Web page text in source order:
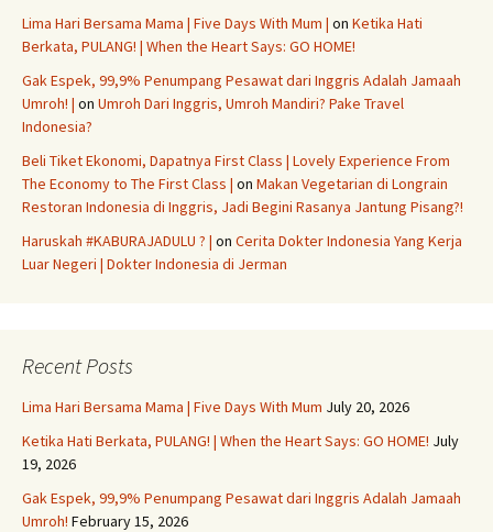
Lima Hari Bersama Mama | Five Days With Mum | on Ketika Hati
Berkata, PULANG! | When the Heart Says: GO HOME!
Gak Espek, 99,9% Penumpang Pesawat dari Inggris Adalah Jamaah
Umroh! | on Umroh Dari Inggris, Umroh Mandiri? Pake Travel
Indonesia?
Beli Tiket Ekonomi, Dapatnya First Class | Lovely Experience From
The Economy to The First Class | on Makan Vegetarian di Longrain
Restoran Indonesia di Inggris, Jadi Begini Rasanya Jantung Pisang?!
Haruskah #KABURAJADULU ? | on Cerita Dokter Indonesia Yang Kerja
Luar Negeri | Dokter Indonesia di Jerman
Recent Posts
Lima Hari Bersama Mama | Five Days With Mum July 20, 2026
Ketika Hati Berkata, PULANG! | When the Heart Says: GO HOME! July
19, 2026
Gak Espek, 99,9% Penumpang Pesawat dari Inggris Adalah Jamaah
Umroh! February 15, 2026